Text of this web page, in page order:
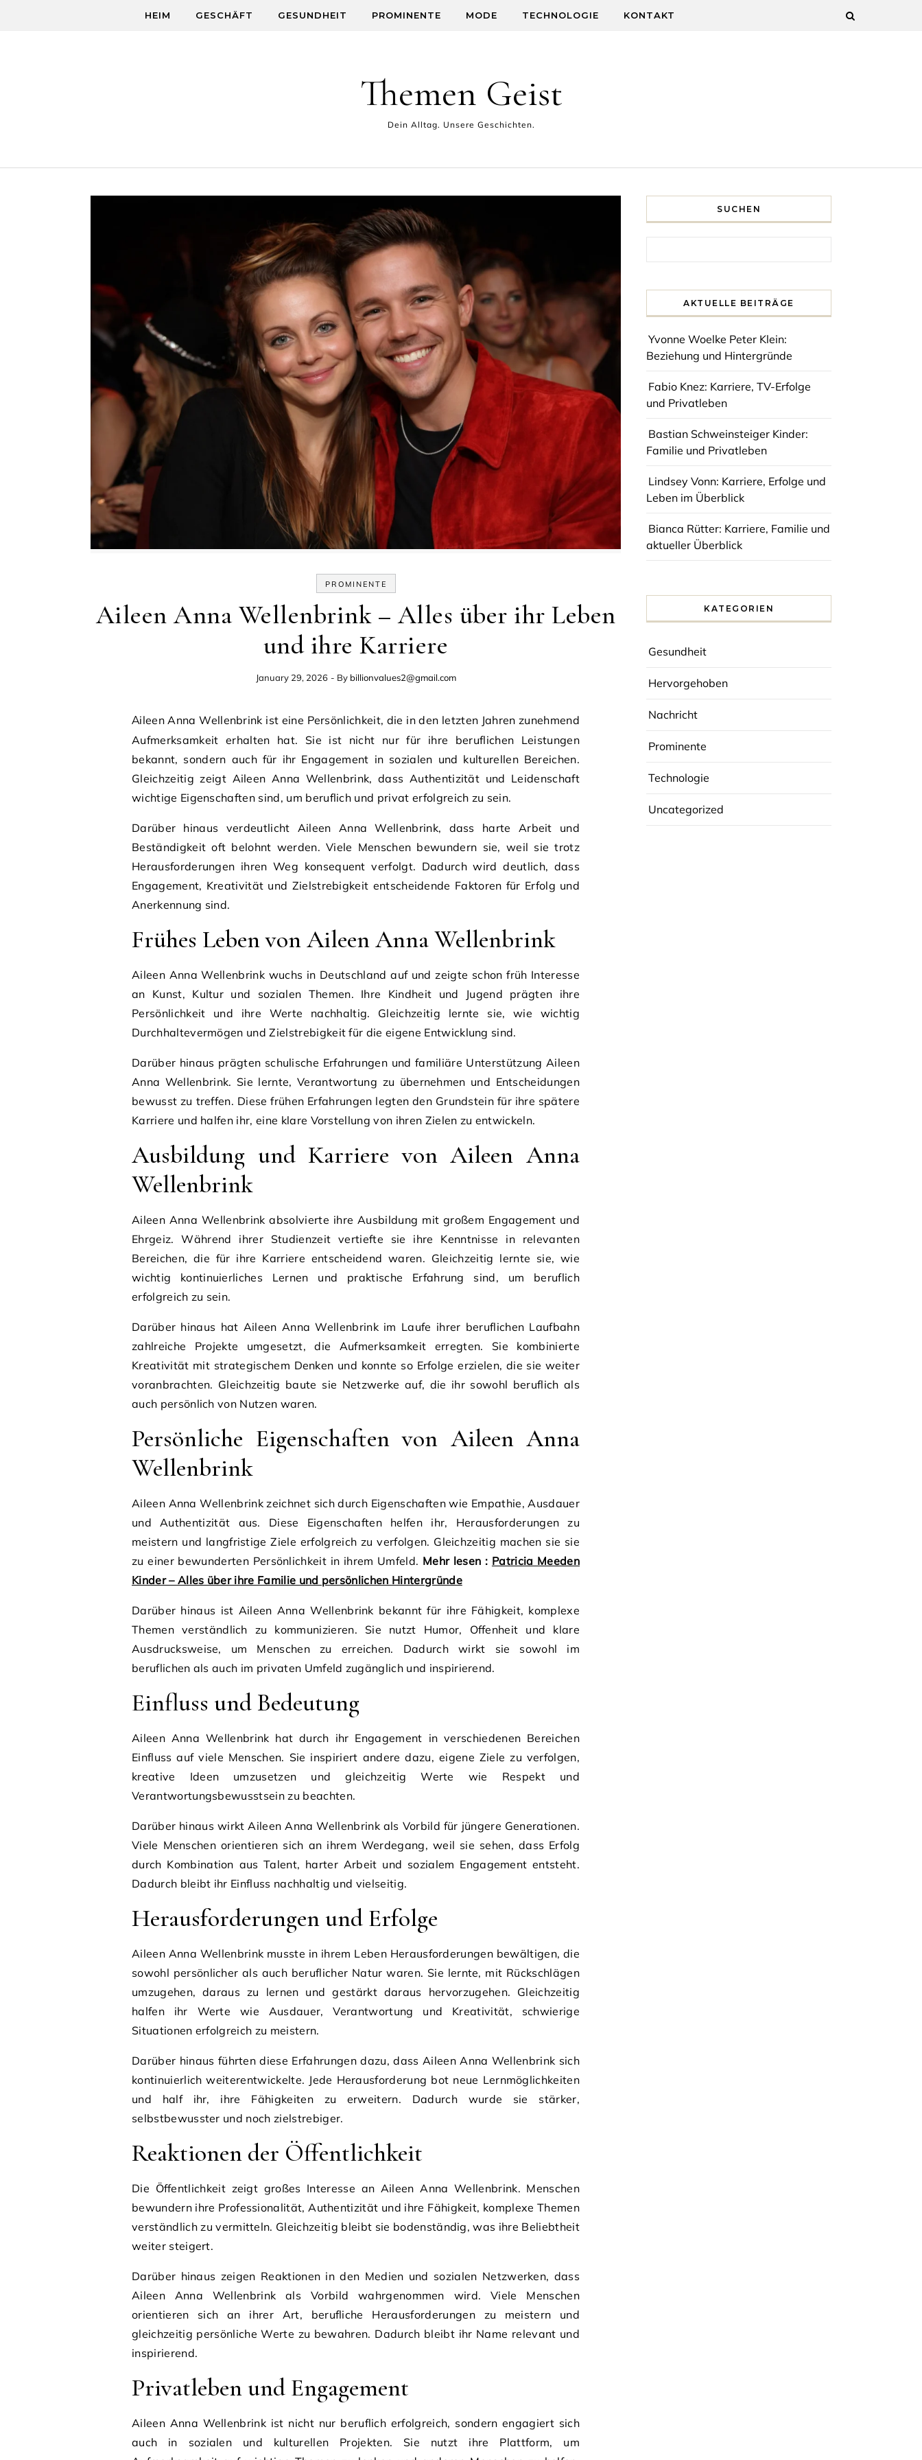
HEIM GESCHÄFT GESUNDHEIT PROMINENTE MODE TECHNOLOGIE KONTAKT
Themen Geist
Dein Alltag. Unsere Geschichten.
PROMINENTE
Aileen Anna Wellenbrink – Alles über ihr Leben
und ihre Karriere
January 29, 2026 - By billionvalues2@gmail.com
Aileen Anna Wellenbrink ist eine Persönlichkeit, die in den letzten Jahren zunehmend
Aufmerksamkeit erhalten hat. Sie ist nicht nur für ihre beruflichen Leistungen
bekannt, sondern auch für ihr Engagement in sozialen und kulturellen Bereichen.
Gleichzeitig zeigt Aileen Anna Wellenbrink, dass Authentizität und Leidenschaft
wichtige Eigenschaften sind, um beruflich und privat erfolgreich zu sein.
Darüber hinaus verdeutlicht Aileen Anna Wellenbrink, dass harte Arbeit und
Beständigkeit oft belohnt werden. Viele Menschen bewundern sie, weil sie trotz
Herausforderungen ihren Weg konsequent verfolgt. Dadurch wird deutlich, dass
Engagement, Kreativität und Zielstrebigkeit entscheidende Faktoren für Erfolg und
Anerkennung sind.
Frühes Leben von Aileen Anna Wellenbrink
Aileen Anna Wellenbrink wuchs in Deutschland auf und zeigte schon früh Interesse
an Kunst, Kultur und sozialen Themen. Ihre Kindheit und Jugend prägten ihre
Persönlichkeit und ihre Werte nachhaltig. Gleichzeitig lernte sie, wie wichtig
Durchhaltevermögen und Zielstrebigkeit für die eigene Entwicklung sind.
Darüber hinaus prägten schulische Erfahrungen und familiäre Unterstützung Aileen
Anna Wellenbrink. Sie lernte, Verantwortung zu übernehmen und Entscheidungen
bewusst zu treffen. Diese frühen Erfahrungen legten den Grundstein für ihre spätere
Karriere und halfen ihr, eine klare Vorstellung von ihren Zielen zu entwickeln.
Ausbildung und Karriere von Aileen Anna
Wellenbrink
Aileen Anna Wellenbrink absolvierte ihre Ausbildung mit großem Engagement und
Ehrgeiz. Während ihrer Studienzeit vertiefte sie ihre Kenntnisse in relevanten
Bereichen, die für ihre Karriere entscheidend waren. Gleichzeitig lernte sie, wie
wichtig kontinuierliches Lernen und praktische Erfahrung sind, um beruflich
erfolgreich zu sein.
Darüber hinaus hat Aileen Anna Wellenbrink im Laufe ihrer beruflichen Laufbahn
zahlreiche Projekte umgesetzt, die Aufmerksamkeit erregten. Sie kombinierte
Kreativität mit strategischem Denken und konnte so Erfolge erzielen, die sie weiter
voranbrachten. Gleichzeitig baute sie Netzwerke auf, die ihr sowohl beruflich als
auch persönlich von Nutzen waren.
Persönliche Eigenschaften von Aileen Anna
Wellenbrink
Aileen Anna Wellenbrink zeichnet sich durch Eigenschaften wie Empathie, Ausdauer
und Authentizität aus. Diese Eigenschaften helfen ihr, Herausforderungen zu
meistern und langfristige Ziele erfolgreich zu verfolgen. Gleichzeitig machen sie sie
zu einer bewunderten Persönlichkeit in ihrem Umfeld. Mehr lesen : Patricia Meeden
Kinder – Alles über ihre Familie und persönlichen Hintergründe
Darüber hinaus ist Aileen Anna Wellenbrink bekannt für ihre Fähigkeit, komplexe
Themen verständlich zu kommunizieren. Sie nutzt Humor, Offenheit und klare
Ausdrucksweise, um Menschen zu erreichen. Dadurch wirkt sie sowohl im
beruflichen als auch im privaten Umfeld zugänglich und inspirierend.
Einfluss und Bedeutung
Aileen Anna Wellenbrink hat durch ihr Engagement in verschiedenen Bereichen
Einfluss auf viele Menschen. Sie inspiriert andere dazu, eigene Ziele zu verfolgen,
kreative Ideen umzusetzen und gleichzeitig Werte wie Respekt und
Verantwortungsbewusstsein zu beachten.
Darüber hinaus wirkt Aileen Anna Wellenbrink als Vorbild für jüngere Generationen.
Viele Menschen orientieren sich an ihrem Werdegang, weil sie sehen, dass Erfolg
durch Kombination aus Talent, harter Arbeit und sozialem Engagement entsteht.
Dadurch bleibt ihr Einfluss nachhaltig und vielseitig.
Herausforderungen und Erfolge
Aileen Anna Wellenbrink musste in ihrem Leben Herausforderungen bewältigen, die
sowohl persönlicher als auch beruflicher Natur waren. Sie lernte, mit Rückschlägen
umzugehen, daraus zu lernen und gestärkt daraus hervorzugehen. Gleichzeitig
halfen ihr Werte wie Ausdauer, Verantwortung und Kreativität, schwierige
Situationen erfolgreich zu meistern.
Darüber hinaus führten diese Erfahrungen dazu, dass Aileen Anna Wellenbrink sich
kontinuierlich weiterentwickelte. Jede Herausforderung bot neue Lernmöglichkeiten
und half ihr, ihre Fähigkeiten zu erweitern. Dadurch wurde sie stärker,
selbstbewusster und noch zielstrebiger.
Reaktionen der Öffentlichkeit
Die Öffentlichkeit zeigt großes Interesse an Aileen Anna Wellenbrink. Menschen
bewundern ihre Professionalität, Authentizität und ihre Fähigkeit, komplexe Themen
verständlich zu vermitteln. Gleichzeitig bleibt sie bodenständig, was ihre Beliebtheit
weiter steigert.
Darüber hinaus zeigen Reaktionen in den Medien und sozialen Netzwerken, dass
Aileen Anna Wellenbrink als Vorbild wahrgenommen wird. Viele Menschen
orientieren sich an ihrer Art, berufliche Herausforderungen zu meistern und
gleichzeitig persönliche Werte zu bewahren. Dadurch bleibt ihr Name relevant und
inspirierend.
Privatleben und Engagement
Aileen Anna Wellenbrink ist nicht nur beruflich erfolgreich, sondern engagiert sich
auch in sozialen und kulturellen Projekten. Sie nutzt ihre Plattform, um
SUCHEN
AKTUELLE BEITRÄGE
Yvonne Woelke Peter Klein:
Beziehung und Hintergründe
Fabio Knez: Karriere, TV-Erfolge
und Privatleben
Bastian Schweinsteiger Kinder:
Familie und Privatleben
Lindsey Vonn: Karriere, Erfolge und
Leben im Überblick
Bianca Rütter: Karriere, Familie und
aktueller Überblick
KATEGORIEN
Gesundheit
Hervorgehoben
Nachricht
Prominente
Technologie
Uncategorized